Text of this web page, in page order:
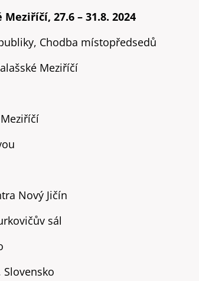
27.6 – 31.8. 2024
Chodba místopředsedů
Meziříčí
Nový Jičín
sál